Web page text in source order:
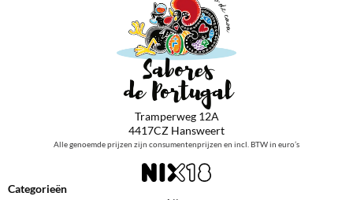
Tramperweg 12A
4417CZ Hansweert
Alle genoemde prijzen zijn consumentenprijzen en incl. BTW in euro’s
Categorieën